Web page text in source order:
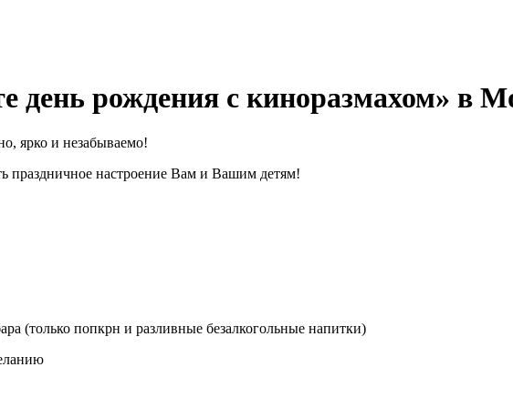
день рождения с киноразмахом» в
ярко и незабываемо!
праздничное настроение Вам и Вашим детям!
(только попкрн и разливные безалкогольные напитки)